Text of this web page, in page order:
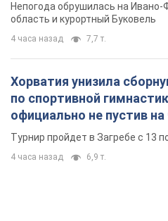
Непогода обрушилась на Ивано-
область и курортный Буковель
4 часа назад 7,7 т.
Хорватия унизила
по спортивной
официально не пустив
Европы основных
Турнир пройдет в Загребе с 13
4 часа назад 6,9 т.